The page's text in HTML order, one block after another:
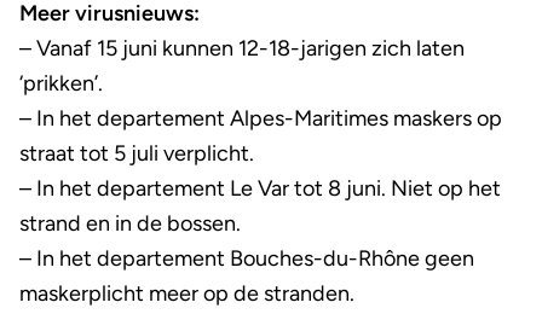
Meer virusnieuws:
– Vanaf 15 juni kunnen 12-18-jarigen zich laten
‘prikken’.
– In het departement Alpes-Maritimes maskers op
straat tot 5 juli verplicht.
– In het departement Le Var tot 8 juni. Niet op het
strand en in de bossen.
– In het departement Bouches-du-Rhône geen
maskerplicht meer op de stranden.